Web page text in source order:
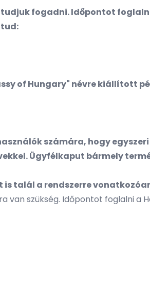
fogadni. Időpontot
of Hungary" névre kiállított
számára, hogy
Ügyfélkaput bármely
talál a rendszerre
szükség. Időpontot foglalni a